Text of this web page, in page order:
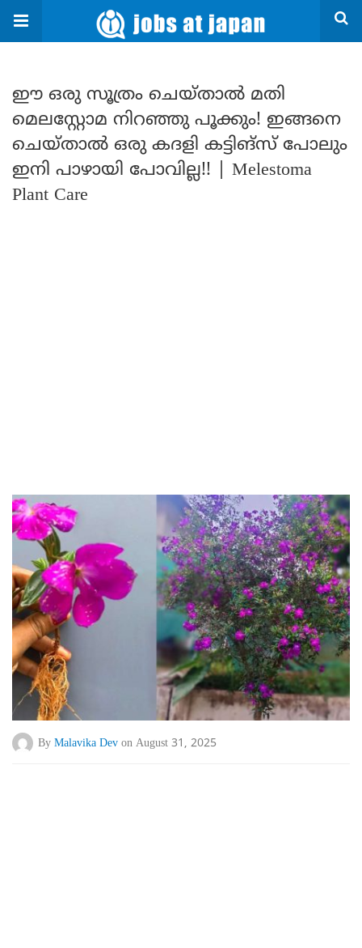
ഈ ഒരു സൂത്രം ചെയ്താൽ മതി
മെലസ്റ്റോമ നിറഞ്ഞു പൂക്കും! ഇങ്ങനെ
ചെയ്താൽ ഒരു കദളി കട്ടിങ്സ് പോലും
ഇനി പാഴായി പോവില്ല!! | Melestoma
Plant Care
By Malavika Dev on August 31, 2025